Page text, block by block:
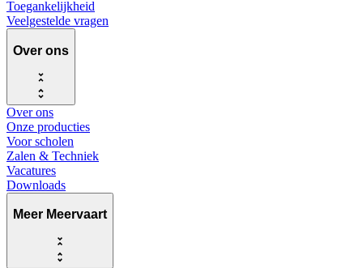
Toegankelijkheid
Veelgestelde vragen
Over ons
Over ons
Onze producties
Voor scholen
Zalen & Techniek
Vacatures
Downloads
Meer Meervaart